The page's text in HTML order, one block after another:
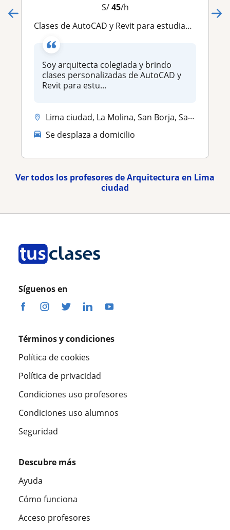
S/45/h
Clases de AutoCAD y Revit para estudiantes de Arquitectura
Soy arquitecta colegiada y brindo
clases personalizadas de AutoCAD y
Revit para estu...
Lima ciudad, La Molina, San Borja, Santiago De Surco, San Isidro
Se desplaza a domicilio
Ver todos los profesores de Arquitectura en Lima
ciudad
Síguenos en
Términos y condiciones
Política de cookies
Política de privacidad
Condiciones uso profesores
Condiciones uso alumnos
Seguridad
Descubre más
Ayuda
Cómo funciona
Acceso profesores